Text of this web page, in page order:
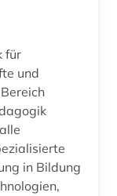
für
und
in Bildung